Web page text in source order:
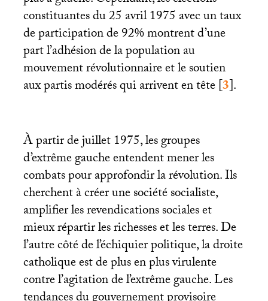
constituantes du 25 avril 1975 avec un taux
de participation de 92% montrent d’une
part l’adhésion de la population au
mouvement révolutionnaire et le soutien
aux partis modérés qui arrivent en tête[3].
À partir de juillet 1975, les groupes
d’extrême gauche entendent mener les
combats pour approfondir la révolution. Ils
cherchent à créer une société socialiste,
amplifier les revendications sociales et
mieux répartir les richesses et les terres. De
l’autre côté de l’échiquier politique, la droite
catholique est de plus en plus virulente
contre l’agitation de l’extrême gauche. Les